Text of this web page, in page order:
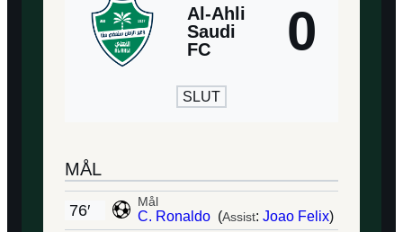
Al-Ahli
Saudi
FC
0
SLUT
MÅL
Mål
C. Ronaldo (Assist: Joao Felix)
76′